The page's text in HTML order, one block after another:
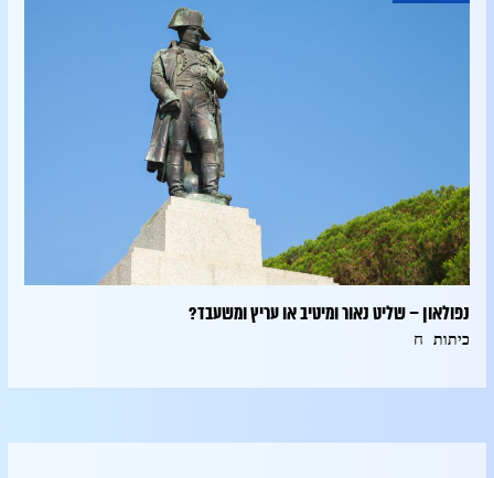
נפולאון – שליט נאור ומיטיב או עריץ ומשעבד?
כיתות ח